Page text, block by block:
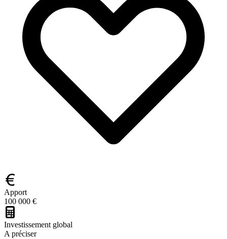
Apport
100 000 €
Investissement global
A préciser